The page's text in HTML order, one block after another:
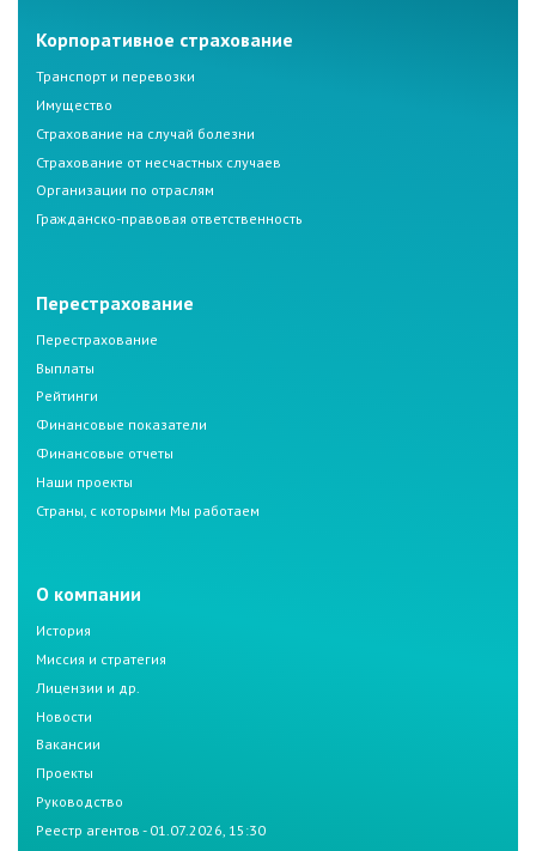
Корпоративное страхование
Транспорт и перевозки
Имущество
Страхование на случай болезни
Страхование от несчастных случаев
Организации по отраслям
Гражданско-правовая ответственность
Перестрахование
Перестрахование
Выплаты
Рейтинги
Финансовые показатели
Финансовые отчеты
Наши проекты
Страны, с которыми Мы работаем
О компании
История
Миссия и стратегия
Лицензии и др.
Новости
Вакансии
Проекты
Руководство
Реестр агентов - 01.07.2026, 15:30